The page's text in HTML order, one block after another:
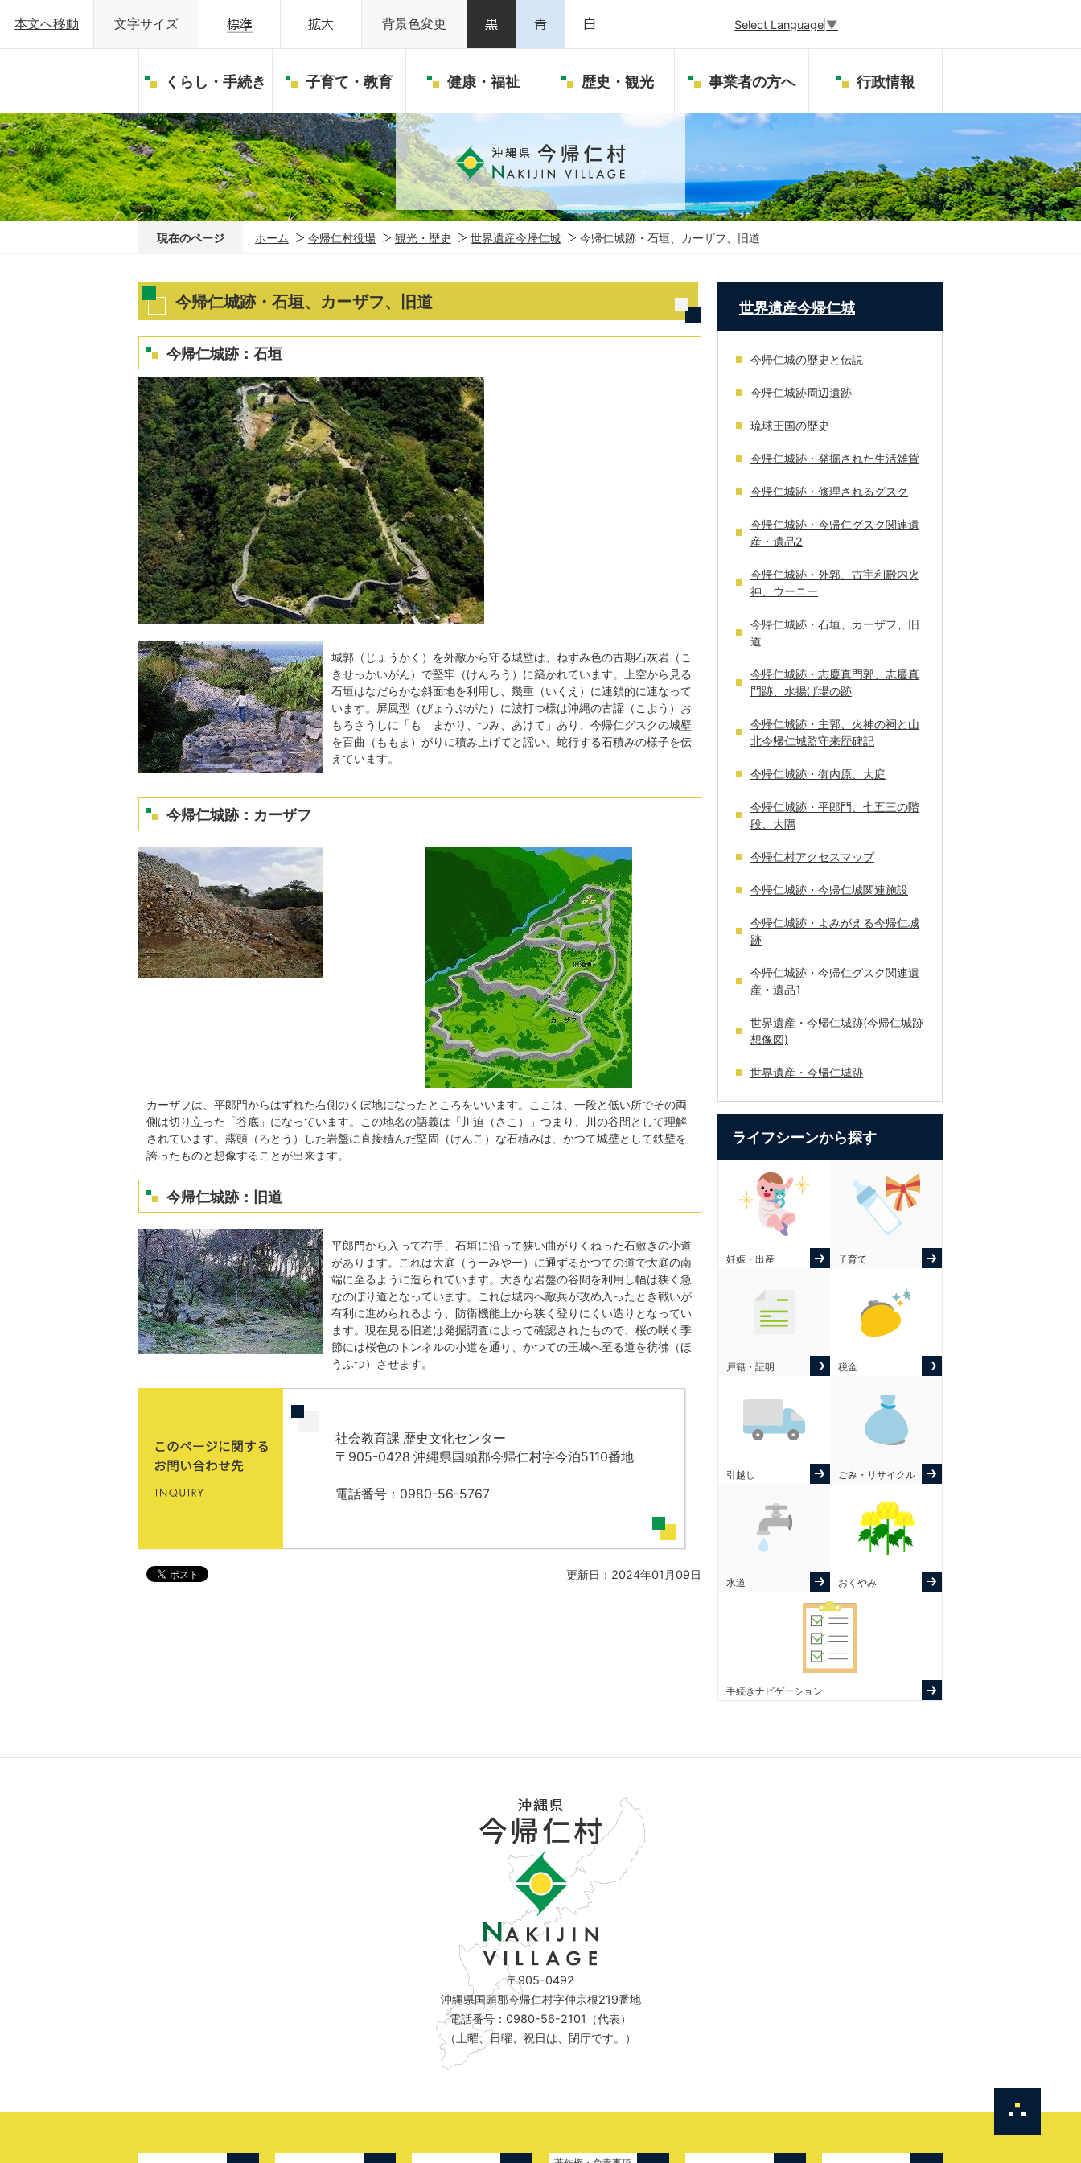
本文へ移動 文字サイズ 背景色変更 Select Language ▼
くらし・手続き 子育て・教育 健康・福祉 歴史・観光 事業者の方へ 行政情報
現在のページ ホーム 今帰仁村役場 観光・歴史 世界遺産今帰仁城 今帰仁城跡・石垣、カーザフ、旧道
今帰仁城跡・石垣、カーザフ、旧道
今帰仁城跡：石垣
城郭（じょうかく）を外敵から守る城壁は、ねずみ色の古期石灰岩（こ
きせっかいがん）で堅牢（けんろう）に築かれています。上空から見る
石垣はなだらかな斜面地を利用し、幾重（いくえ）に連鎖的に連なって
います。屏風型（びょうぶがた）に波打つ様は沖縄の古謡（こよう）お
もろさうしに「もゝまかり、つみ、あけて」あり、今帰仁グスクの城壁
を百曲（ももま）がりに積み上げてと謡い、蛇行する石積みの様子を伝
えています。
今帰仁城跡：カーザフ
カーザフは、平郎門からはずれた右側のくぼ地になったところをいいます。ここは、一段と低い所でその両
側は切り立った「谷底」になっています。この地名の語義は「川迫（さこ）」つまり、川の谷間として理解
されています。露頭（ろとう）した岩盤に直接積んだ堅固（けんこ）な石積みは、かつて城壁として鉄壁を
誇ったものと想像することが出来ます。
今帰仁城跡：旧道
平郎門から入って右手、石垣に沿って狭い曲がりくねった石敷きの小道
があります。これは大庭（うーみやー）に通ずるかつての道で大庭の南
端に至るように造られています。大きな岩盤の谷間を利用し幅は狭く急
なのぼり道となっています。これは城内へ敵兵が攻め入ったとき戦いが
有利に進められるよう、防衛機能上から狭く登りにくい造りとなってい
ます。現在見る旧道は発掘調査によって確認されたもので、桜の咲く季
節には桜色のトンネルの小道を通り、かつての王城へ至る道を彷彿（ほ
うふつ）させます。
社会教育課 歴史文化センター
〒905-0428 沖縄県国頭郡今帰仁村字今泊5110番地
電話番号：0980-56-5767
更新日：2024年01月09日
世界遺産今帰仁城
今帰仁城の歴史と伝説
今帰仁城跡周辺遺跡
琉球王国の歴史
今帰仁城跡・発掘された生活雑貨
今帰仁城跡・修理されるグスク
今帰仁城跡・今帰仁グスク関連遺
産・遺品2
今帰仁城跡・外郭、古宇利殿内火
神、ウーニー
今帰仁城跡・石垣、カーザフ、旧
道
今帰仁城跡・志慶真門郭、志慶真
門跡、水揚げ場の跡
今帰仁城跡・主郭、火神の祠と山
北今帰仁城監守来歴碑記
今帰仁城跡・御内原、大庭
今帰仁城跡・平郎門、七五三の階
段、大隅
今帰仁村アクセスマップ
今帰仁城跡・今帰仁城関連施設
今帰仁城跡・よみがえる今帰仁城
跡
今帰仁城跡・今帰仁グスク関連遺
産・遺品1
世界遺産・今帰仁城跡(今帰仁城跡
想像図)
世界遺産・今帰仁城跡
ライフシーンから探す
妊娠・出産 子育て
戸籍・証明 税金
引越し ごみ・リサイクル
水道 おくやみ
手続きナビゲーション
〒905-0492
沖縄県国頭郡今帰仁村字仲宗根219番地
電話番号：0980-56-2101（代表）
（土曜、日曜、祝日は、閉庁です。）